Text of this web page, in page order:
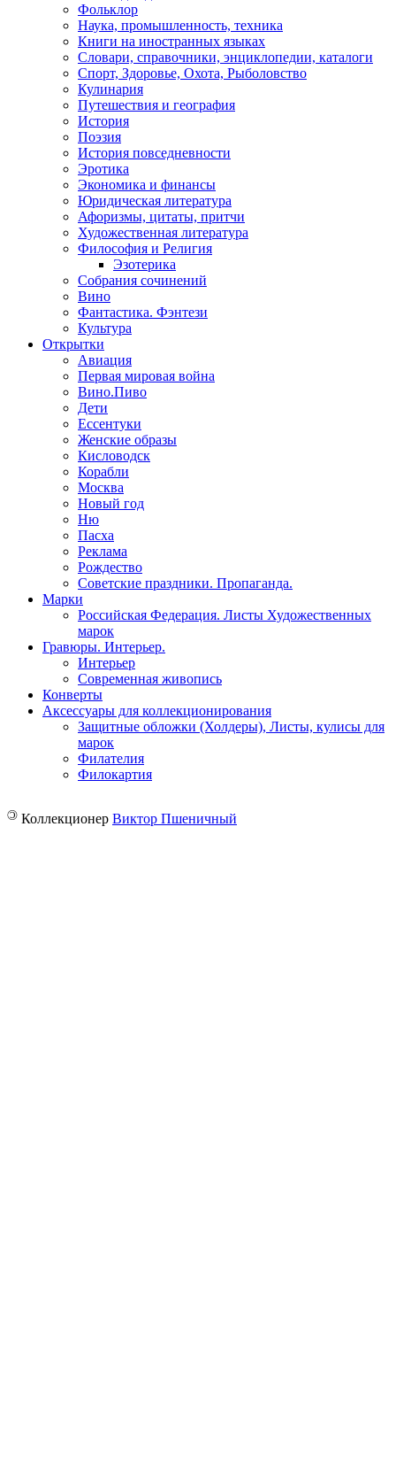
Фольклор
Наука, промышленность, техника
Книги на иностранных языках
Словари, справочники, энциклопедии, каталоги
Спорт, Здоровье, Охота, Рыболовство
Кулинария
Путешествия и география
История
Поэзия
История повседневности
Эротика
Экономика и финансы
Юридическая литература
Афоризмы, цитаты, притчи
Художественная литература
Философия и Религия
Эзотерика
Собрания сочинений
Вино
Фантастика. Фэнтези
Культура
Открытки
Авиация
Первая мировая война
Вино.Пиво
Дети
Ессентуки
Женские образы
Кисловодск
Корабли
Москва
Новый год
Ню
Пасха
Реклама
Рождество
Советские праздники. Пропаганда.
Марки
Российская Федерация. Листы Художественных
марок
Гравюры. Интерьер.
Интерьер
Современная живопись
Конверты
Аксессуары для коллекционирования
Защитные обложки (Холдеры), Листы, кулисы для
марок
Филателия
Филокартия
© Коллекционер Виктор Пшеничный